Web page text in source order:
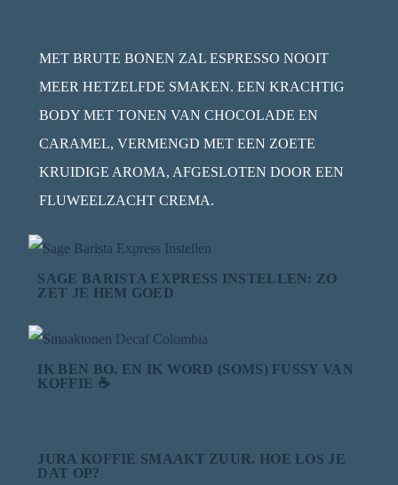
MET BRUTE BONEN ZAL ESPRESSO NOOIT
MEER HETZELFDE SMAKEN. EEN KRACHTIG
BODY MET TONEN VAN CHOCOLADE EN
CARAMEL, VERMENGD MET EEN ZOETE
KRUIDIGE AROMA, AFGESLOTEN DOOR EEN
FLUWEELZACHT CREMA.
SAGE BARISTA EXPRESS INSTELLEN: ZO
ZET JE HEM GOED
IK BEN BO. EN IK WORD (SOMS) FUSSY VAN
KOFFIE ☕
JURA KOFFIE SMAAKT ZUUR. HOE LOS JE
DAT OP?